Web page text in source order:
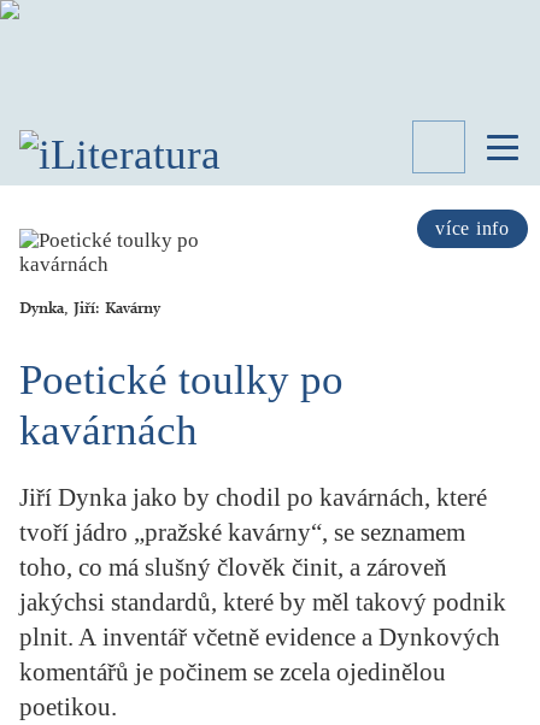
více info
LITERATURY
PŘEHLED
PORTRÉT
KRITIKA PŘEKLADU
UKÁZKA
SLOUPEK
Dynka, Jiří: Kavárny
Poetické toulky po
kavárnách
Jiří Dynka jako by chodil po kavárnách, které
tvoří jádro „pražské kavárny“, se seznamem
toho, co má slušný člověk činit, a zároveň
jakýchsi standardů, které by měl takový podnik
plnit. A inventář včetně evidence a Dynkových
komentářů je počinem se zcela ojedinělou
poetikou.